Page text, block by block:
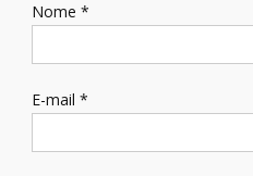
Nome *
E-mail *